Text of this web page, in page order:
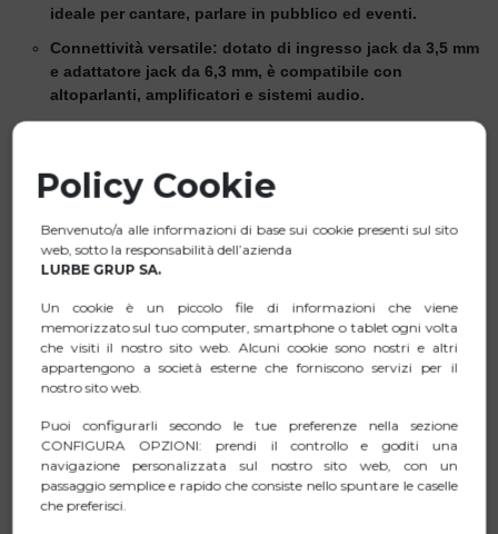
ideale per cantare, parlare in pubblico ed eventi.
Connettività versatile: dotato di ingresso jack da 3,5 mm
e adattatore jack da 6,3 mm, è compatibile con
altoparlanti, amplificatori e sistemi audio.
Controllo completo del microfono: consente di regolare
facilmente il volume e l'eco senza dover ricorrere ad
apparecchiature aggiuntive.
Display indicatore della batteria: controlla il livello della
Lunga durata della batteria: batteria del microfono da
1500 mAh e batteria del ricevitore da 650 mAh, entrambe
con un'autonomia fino a 30 ore di utilizzo continuo.
turistici, palestre, feste, eventi e altro ancora.
Facile da usare: pulsante ON/OFF per un'accensione
rapida e una facile connessione in pochi secondi.
Policy Cookie
Benvenuto/a alle informazioni di base sui cookie presenti sul sito
web, sotto la responsabilità dell’azienda
LURBE GRUP SA.
Un cookie è un piccolo file di informazioni che viene
memorizzato sul tuo computer, smartphone o tablet ogni volta
che visiti il nostro sito web. Alcuni cookie sono nostri e altri
appartengono a società esterne che forniscono servizi per il
nostro sito web.
Puoi configurarli secondo le tue preferenze nella sezione
CONFIGURA OPZIONI: prendi il controllo e goditi una
navigazione personalizzata sul nostro sito web, con un
passaggio semplice e rapido che consiste nello spuntare le caselle
che preferisci.